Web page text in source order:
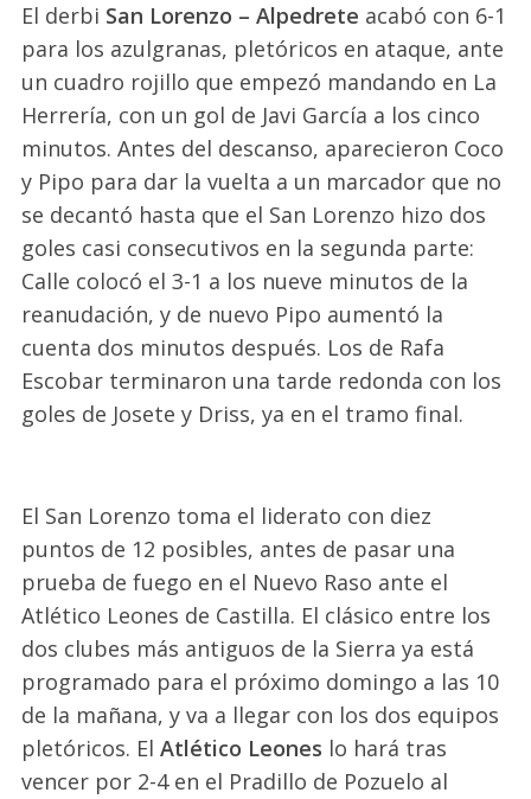
El derbi San Lorenzo – Alpedrete acabó con 6-1
para los azulgranas, pletóricos en ataque, ante
un cuadro rojillo que empezó mandando en La
Herrería, con un gol de Javi García a los cinco
minutos. Antes del descanso, aparecieron Coco
y Pipo para dar la vuelta a un marcador que no
se decantó hasta que el San Lorenzo hizo dos
goles casi consecutivos en la segunda parte:
Calle colocó el 3-1 a los nueve minutos de la
reanudación, y de nuevo Pipo aumentó la
cuenta dos minutos después. Los de Rafa
Escobar terminaron una tarde redonda con los
goles de Josete y Driss, ya en el tramo final.
El San Lorenzo toma el liderato con diez
puntos de 12 posibles, antes de pasar una
prueba de fuego en el Nuevo Raso ante el
Atlético Leones de Castilla. El clásico entre los
dos clubes más antiguos de la Sierra ya está
programado para el próximo domingo a las 10
de la mañana, y va a llegar con los dos equipos
pletóricos. ElAtlético Leones lo hará tras
vencer por 2-4 en el Pradillo de Pozuelo al